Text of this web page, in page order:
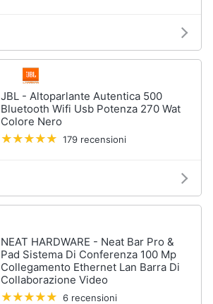
JBL - Altoparlante Autentica 500
Bluetooth Wifi Usb Potenza 270 Wat
Colore Nero
179 recensioni
NEAT HARDWARE - Neat Bar Pro &
Pad Sistema Di Conferenza 100 Mp
Collegamento Ethernet Lan Barra Di
Collaborazione Video
6 recensioni